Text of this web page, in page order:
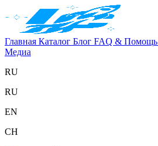
Главная Каталог Блог FAQ & Помощь
Медиа
RU
RU
EN
CH